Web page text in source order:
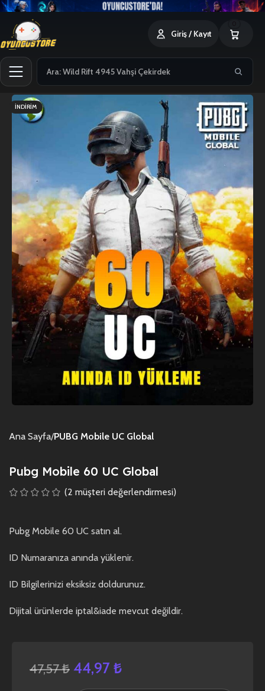
Giriş / Kayıt
İNDIRIM
Ana Sayfa PUBG Mobile UC Global
Pubg Mobile 60 UC Global
(2 müşteri değerlendirmesi)
Pubg Mobile 60 UC satın al.
ID Numaranıza anında yüklenir.
ID Bilgilerinizi eksiksiz doldurunuz.
Dijital ürünlerde iptal&iade mevcut değildir.
47,57₺ 44,97 ₺